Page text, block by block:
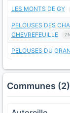
LES MONTS DE GY
PELOUSES DES
CHEVREFEUILLE
PELOUSES DU
Communes (2)